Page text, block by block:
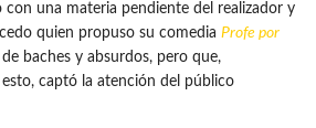
con una materia pendiente del realizador y
quien propuso su comedia Profe por
baches y absurdos, pero que,
captó la atención del público